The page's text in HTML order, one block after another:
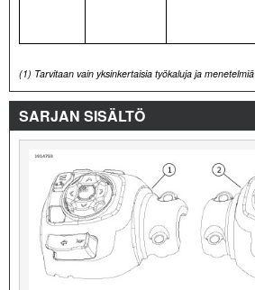
(1) Tarvitaan vain yksinkertaisia työkaluja ja menetelmiä
SARJAN SISÄLTÖ